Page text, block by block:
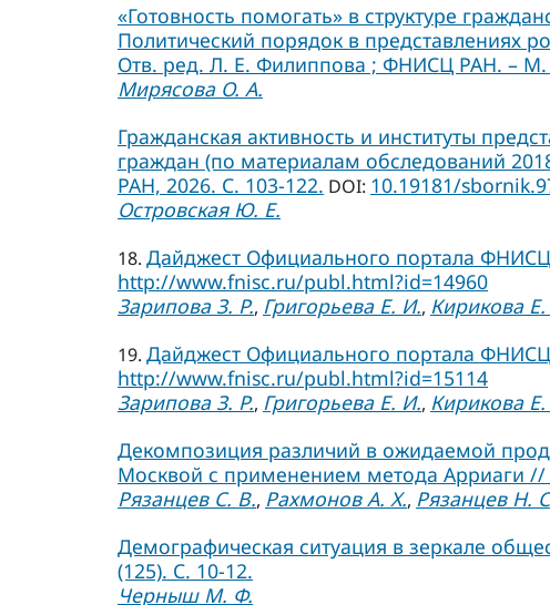
«Готовность помогать» в структуре
Политический порядок в представлениях
Отв. ред. Л. Е. Филиппова ; ФНИСЦ РАН. –
Мирясова О. А.
Гражданская активность и институты
граждан (по материалам обследований
РАН, 2026. C. 103-122. DOI: 10.19181/
Островская Ю. Е.
18. Дайджест Официального портала
http://www.fnisc.ru/publ.html?id=14960
Зарипова З. Р., Григорьева Е. И., Кирикова
19. Дайджест Официального портала
http://www.fnisc.ru/publ.html?id=15114
Зарипова З. Р., Григорьева Е. И., Кирикова
Декомпозиция различий в ожидаемой
Москвой с применением метода Арриаги
Рязанцев С. В., Рахмонов А. Х., Рязанцев Н.
Демографическая ситуация в зеркале
(125). С. 10-12.
Черныш М. Ф.